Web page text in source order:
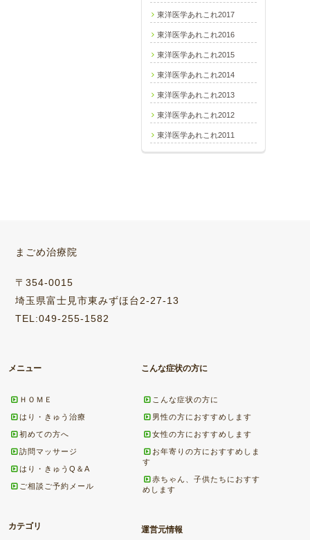
東洋医学あれこれ2017
東洋医学あれこれ2016
東洋医学あれこれ2015
東洋医学あれこれ2014
東洋医学あれこれ2013
東洋医学あれこれ2012
東洋医学あれこれ2011
まごめ治療院
〒354-0015
埼玉県富士見市東みずほ台2-27-13
TEL:049-255-1582
メニュー
ＨＯＭＥ
はり・きゅう治療
初めての方へ
訪問マッサージ
はり・きゅうQ＆A
ご相談ご予約メール
こんな症状の方に
こんな症状の方に
男性の方におすすめします
女性の方におすすめします
お年寄りの方におすすめしま
す
赤ちゃん、子供たちにおすす
めします
カテゴリ 運営元情報